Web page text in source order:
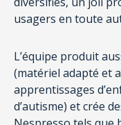
usagers en toute
L’équipe produit
(matériel adapté et
apprentissages
d’autisme) et crée